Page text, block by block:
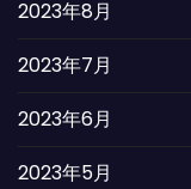
2023年8月
2023年7月
2023年6月
2023年5月